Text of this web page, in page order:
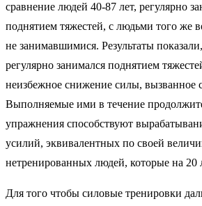
сравнение людей 40-87 лет, регулярно
поднятием тяжестей, с людьми того же
не занимавшимися. Результаты
регулярно занимался поднятием
неизбежное снижение силы, вызванное
Выполняемые ими в течение
упражнения способствуют
усилий, эквивалентных по своей
нетренированных людей, которые на 20
Для того чтобы силовые тренировки